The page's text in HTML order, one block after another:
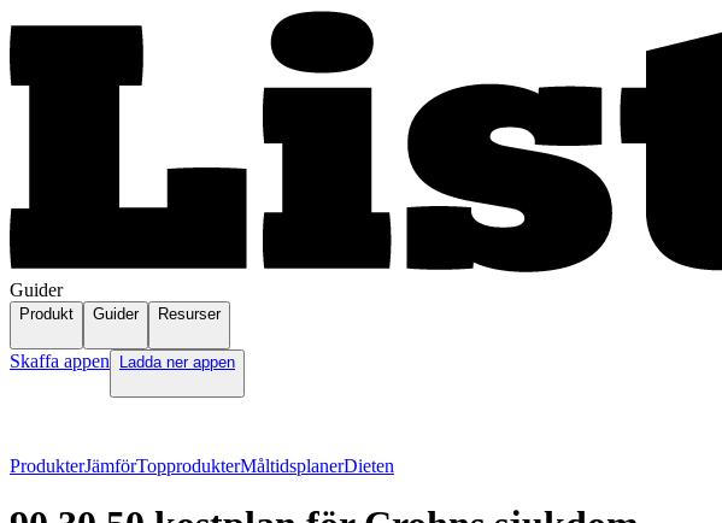
Guider
Produkt Guider Resurser
Skaffa appen Ladda ner appen
ProdukterJämförTopprodukterMåltidsplanerDieten